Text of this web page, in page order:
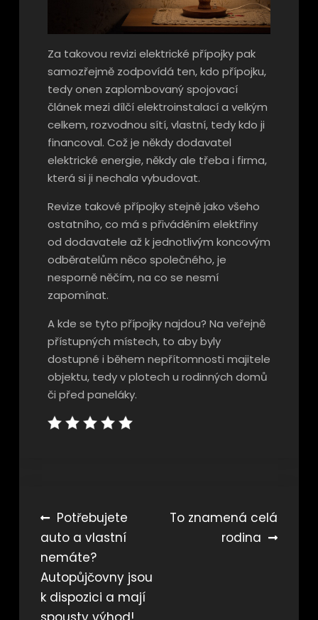
Za takovou revizi elektrické přípojky pak
samozřejmě zodpovídá ten, kdo přípojku,
tedy onen zaplombovaný spojovací
článek mezi dílčí elektroinstalací a velkým
celkem, rozvodnou sítí, vlastní, tedy kdo ji
financoval. Což je někdy dodavatel
elektrické energie, někdy ale třeba i firma,
která si ji nechala vybudovat.
Revize takové přípojky stejně jako všeho
ostatního, co má s přiváděním elektřiny
od dodavatele až k jednotlivým koncovým
odběratelům něco společného, je
nesporně něčím, na co se nesmí
zapomínat.
A kde se tyto přípojky najdou? Na veřejně
přístupných místech, to aby byly
dostupné i během nepřítomnosti majitele
objektu, tedy v plotech u rodinných domů
či před paneláky.
Navigace
pro
příspěvek
Potřebujete
auto a vlastní
nemáte?
Autopůjčovny jsou
k dispozici a mají
To znamená celá
rodina